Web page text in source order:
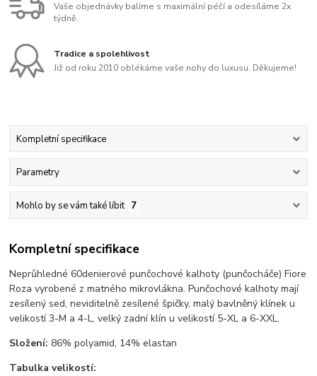
Vaše objednávky balíme s maximální péčí a odesíláme 2x
týdně.
Tradice a spolehlivost
Již od roku 2010 oblékáme vaše nohy do luxusu. Děkujeme!
Kompletní specifikace
Parametry
Mohlo by se vám také líbit 7
Kompletní specifikace
Neprůhledné 60denierové punčochové kalhoty (punčocháče) Fiore
Roza vyrobené z matného mikrovlákna. Punčochové kalhoty mají
zesílený sed, neviditelně zesílené špičky, malý bavlněný klínek u
velikostí 3-M a 4-L, velký zadní klín u velikostí 5-XL a 6-XXL.
Složení: 86% polyamid, 14% elastan
Tabulka velikostí: